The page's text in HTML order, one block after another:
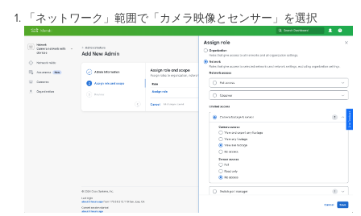
「ネットワーク」範囲で「カメラ映像とセンサー」を選択